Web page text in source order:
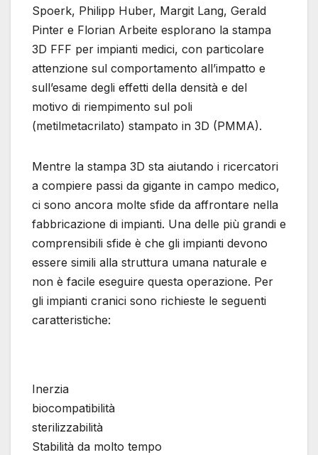
Spoerk, Philipp Huber, Margit Lang, Gerald
Pinter e Florian Arbeite esplorano la stampa
3D FFF per impianti medici, con particolare
attenzione sul comportamento all’impatto e
sull’esame degli effetti della densità e del
motivo di riempimento sul poli
(metilmetacrilato) stampato in 3D (PMMA).
Mentre la stampa 3D sta aiutando i ricercatori
a compiere passi da gigante in campo medico,
ci sono ancora molte sfide da affrontare nella
fabbricazione di impianti. Una delle più grandi e
comprensibili sfide è che gli impianti devono
essere simili alla struttura umana naturale e
non è facile eseguire questa operazione. Per
gli impianti cranici sono richieste le seguenti
caratteristiche:
Inerzia
biocompatibilità
sterilizzabilità
Stabilità da molto tempo